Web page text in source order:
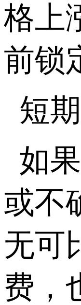
格上
前锁
短
如
或不
无可
费，